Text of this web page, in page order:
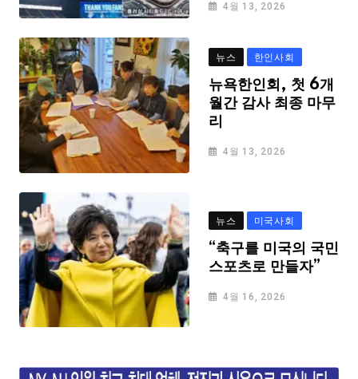
4월 13, 2026
뉴스 한인사회
뉴욕한인회, 첫 6개
월간 감사 최종 마무
리
4월 13, 2026
뉴스 미국사회
“축구를 미국의 국민
스포츠로 만들자”
4월 16, 2026